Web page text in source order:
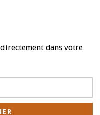
dans votre